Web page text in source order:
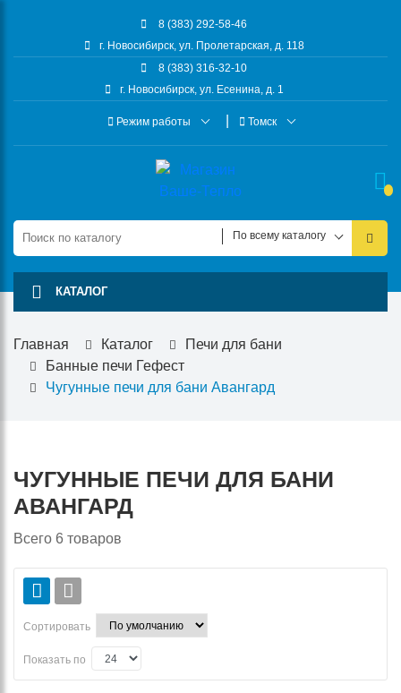
8 (383) 292-58-46
г. Новосибирск, ул. Пролетарская, д. 118
8 (383) 316-32-10
г. Новосибирск, ул. Есенина, д. 1
Режим работы Томск
По всему каталогу
КАТАЛОГ
Главная Каталог
Печи для бани
Банные печи Гефест
Чугунные печи для бани Авангард
ЧУГУННЫЕ ПЕЧИ ДЛЯ БАНИ
АВАНГАРД
Всего 6 товаров
Сортировать
Показать по